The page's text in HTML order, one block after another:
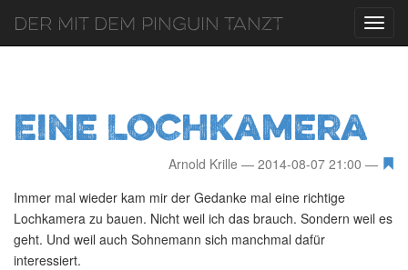
Der mit dem Pinguin tanzt
Eine Lochkamera
Arnold Krille
2014-08-07 21:00
Immer mal wieder kam mir der Gedanke mal eine richtige
Lochkamera zu bauen. Nicht weil ich das brauch. Sondern weil es
geht. Und weil auch Sohnemann sich manchmal dafür
interessiert.